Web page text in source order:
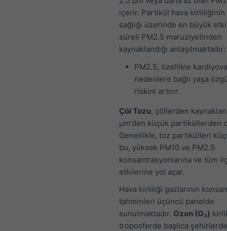
içerir. Partikül hava kirliliğinin
sağlığı üzerinde en büyük
süreli PM2.5 maruziyetinden
kaynaklandığı anlaşılmaktadır:
PM2.5, özellikle
nedenlere bağlı yaşa
riskini artırır.
Çöl Tozu, çöllerden
μm'den küçük partiküllerden
Genellikle, toz partikülleri
bu, yüksek PM10 ve PM2.5
konsantrasyonlarına ve tüm
etkilerine yol açar.
Hava kirliliği gazlarının
tahminleri üçüncü panelde
sunulmaktadır. Ozon (O₃)
troposferde başlıca